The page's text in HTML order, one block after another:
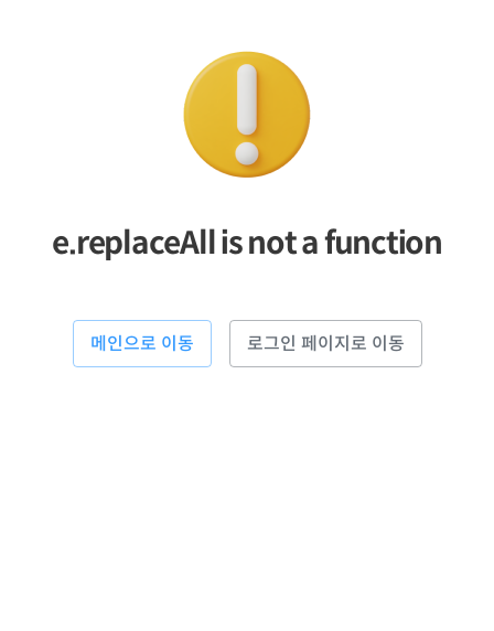
e.replaceAll is not a function
메인으로 이동 로그인 페이지로 이동